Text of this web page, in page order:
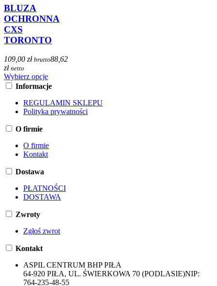
BLUZA
OCHRONNA
CXS
TORONTO
109,00 zł brutto88,62
zł netto
Wybierz opcje
Informacje
REGULAMIN SKLEPU
Polityka prywatności
O firmie
O firmie
Kontakt
Dostawa
PŁATNOŚCI
DOSTAWA
Zwroty
Zgłoś zwrot
Kontakt
ASPIL CENTRUM BHP PIŁA
64-920 PIŁA, UL. ŚWIERKOWA 70 (PODLASIE)NIP:
764-235-48-55